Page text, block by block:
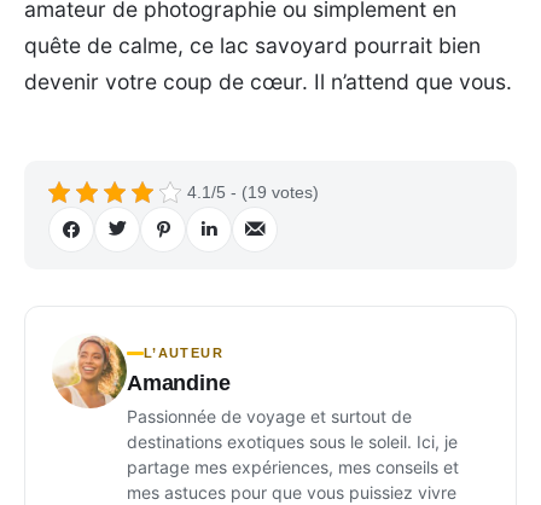
amateur de photographie ou simplement en
quête de calme, ce lac savoyard pourrait bien
devenir votre coup de cœur. Il n’attend que vous.
4.1/5 - (19 votes)
L’AUTEUR
Amandine
Passionnée de voyage et surtout de
destinations exotiques sous le soleil. Ici, je
partage mes expériences, mes conseils et
mes astuces pour que vous puissiez vivre